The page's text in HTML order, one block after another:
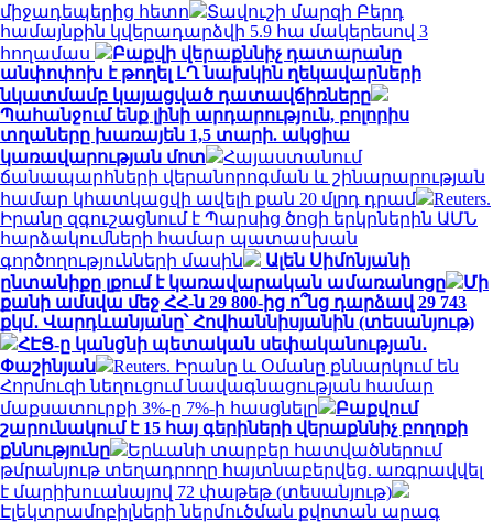
միջադեպերից հետո
Տավուշի մարզի Բերդ
համայնքին կվերադարձվի 5.9 հա մակերեսով 3
հողամաս
Բաքվի վերաքննիչ դատարանը
անփոփոխ է թողել ԼՂ նախկին ղեկավարների
նկատմամբ կայացված դատավճիռները
Պահանջում ենք լինի արդարություն, բոլորիս
տղաները խառայեն 1,5 տարի. ակցիա
կառավարության մոտ
Հայաստանում
ճանապարհների վերանորոգման և շինարարության
համար կհատկացվի ավելի քան 20 մլրդ դրամ
Reuters.
Իրանը զգուշացնում է Պարսից ծոցի երկրներին ԱՄՆ
հարձակումների համար պատասխան
գործողությունների մասին
Ալեն Սիմոնյանի
ընտանիքը լքում է կառավարական ամառանոցը
Մի
քանի ամսվա մեջ ՀՀ-ն 29 800-ից ո՞նց դարձավ 29 743
քկմ․ Վարդևանյանը՝ Հովհաննիսյանին (տեսանյութ)
ՀԷՑ-ը կանցնի պետական սեփականության․
Փաշինյան
Reuters. Իրանը և Օմանը քննարկում են
Հորմուզի նեղուցում նավագնացության համար
մաքսատուրքի 3%-ը 7%-ի հասցնելը
Բաքվում
շարունակում է 15 հայ գերիների վերաքննիչ բողոքի
քննությունը
Երևանի տարբեր հատվածներում
թմրանյութ տեղադրողը հայտնաբերվեց. առգրավվել
է մարիխուանայով 72 փաթեթ (տեսանյութ)
Էլեկտրամոբիլների ներմուծման քվոտան արագ